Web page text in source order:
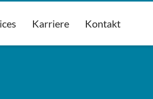
Karriere Kontakt